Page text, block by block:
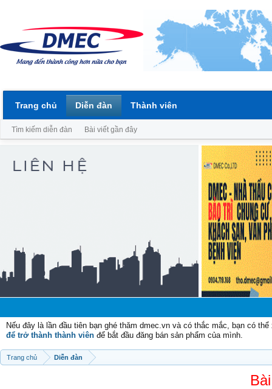
Nếu đây là lần đầu tiên bạn ghé thăm dmec.vn và có thắc mắc, bạn có
để trở thành thành viên để bắt đầu đăng bán sản phẩm của mình.
Trang chủ Diễn đàn
Trang chủ Diễn đàn
Tìm kiếm diễn đàn Bài viết gần đây
Thành viên